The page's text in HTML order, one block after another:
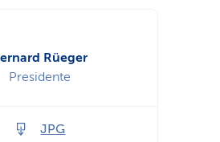
Rüeger
Presidente
JPG